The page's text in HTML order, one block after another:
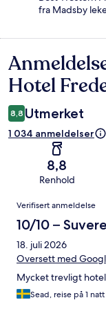
fra Madsby
Hotel
8,8 Utmerket
1 034 anmeldelser
8,8
Renhold
Anmeldelser
Verifisert anmeldelse
10/10 –
18. juli 2026
Oversett med
Mycket trevligt
Sead, reise på 1 natt